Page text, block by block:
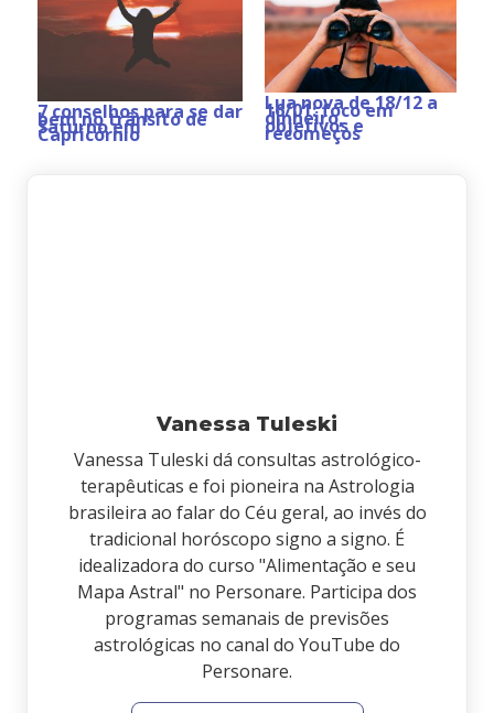
7 conselhos para se dar
bem no trânsito de
Saturno em
Capricórnio
Lua nova de 18/12 a
16/01: foco em
dinheiro,
objetivos e
recomeços
Vanessa Tuleski
Vanessa Tuleski dá consultas astrológico-
terapêuticas e foi pioneira na Astrologia
brasileira ao falar do Céu geral, ao invés do
tradicional horóscopo signo a signo. É
idealizadora do curso "Alimentação e seu
Mapa Astral" no Personare. Participa dos
programas semanais de previsões
astrológicas no canal do YouTube do
Personare.